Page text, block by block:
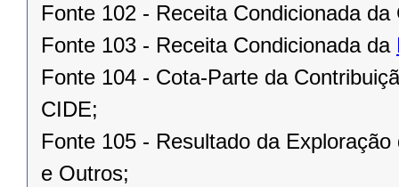
Fonte 102 - Receita Condicionada
Fonte 103 - Receita Condicionada da
Fonte 104 - Cota-Parte da
CIDE;
Fonte 105 - Resultado da
e Outros;